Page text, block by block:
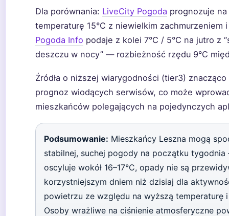
Dla porównania: LiveCity Pogoda prognozuje
temperaturę 15°C z niewielkim zachmurzeniem
Pogoda Info podaje z kolei 7°C / 5°C na jutro z
deszczu w nocy” — rozbieżność rzędu 9°C
Źródła o niższej wiarygodności (tier3)
prognoz wiodących serwisów, co może
mieszkańców polegających na pojedynczych
Podsumowanie: Mieszkańcy Leszna mogą
stabilnej, suchej pogody na początku
oscyluje wokół 16–17°C, opady nie są
korzystniejszym dniem niż dzisiaj dla
powietrzu ze względu na wyższą temperaturę i
Osoby wrażliwe na ciśnienie atmosferyczne